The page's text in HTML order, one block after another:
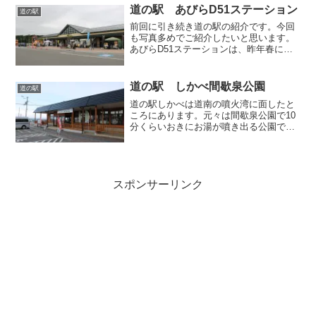
卵PRが半端無いですね。出汁とななエッ
グ根昆布出汁とモンドセ...
道の駅 道の駅 あびらD51ステーション
前回に引き続き道の駅の紹介です。今回
も写真多めでご紹介したいと思います。
あびらD51ステーションは、昨年春に出
にテーマパークのようなところも少なく
ないです。この道の駅あ...
道の駅 道の駅 しかべ間歇泉公園
道の駅しかべは道南の噴火湾に面したと
ころにあります。元々は間歇泉公園で10
分くらいおきにお湯が噴き出る公園で有
スポンサーリンク